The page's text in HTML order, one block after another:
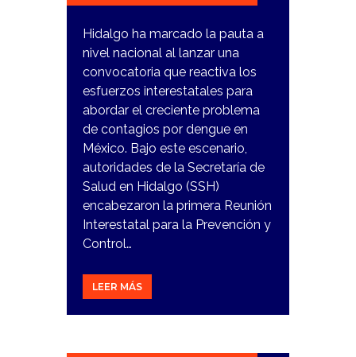
Hidalgo ha marcado la pauta a
nivel nacional al lanzar una
convocatoria que reactiva los
esfuerzos interestatales para
abordar el creciente problema
de contagios por dengue en
México. Bajo este escenario,
autoridades de la Secretaría de
Salud en Hidalgo (SSH)
encabezaron la primera Reunión
Interestatal para la Prevención y
Control…
LEER MÁS
9